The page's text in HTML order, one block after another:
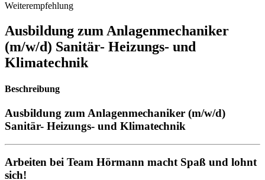
Weiterempfehlung
Ausbildung zum Anlagenmechaniker​
(m/w/d) Sanitär- Heizungs- und
Klimatechnik
Beschreibung
Ausbildung zum Anlagenmechaniker​ (m/w/d)
Sanitär- Heizungs- und Klimatechnik
Arbeiten bei Team Hörmann macht Spaß und lohnt
sich!